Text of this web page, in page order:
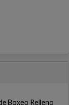
Boxeo Relleno